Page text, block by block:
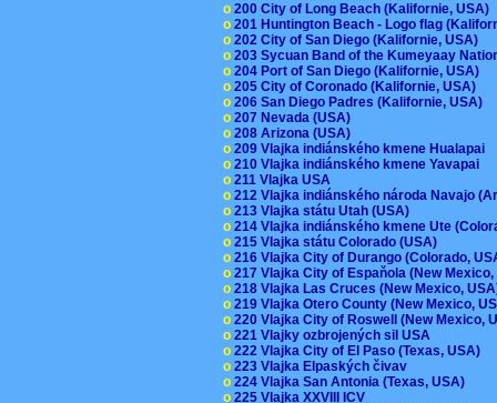
o 200 City of Long Beach (Kalifornie, USA)
o 201 Huntington Beach - Logo flag
o 202 City of San Diego (Kalifornie, USA)
o 203 Sycuan Band of the Kumeyaay
o 204 Port of San Diego (Kalifornie, USA)
o 205 City of Coronado (Kalifornie, USA)
o 206 San Diego Padres (Kalifornie, USA)
o 207 Nevada (USA)
o 208 Arizona (USA)
o 209 Vlajka indiánského kmene Hualapai
o 210 Vlajka indiánského kmene Yavapai
o 211 Vlajka USA
o 212 Vlajka indiánského národa Navajo
o 213 Vlajka státu Utah (USA)
o 214 Vlajka indiánského kmene Ute
o 215 Vlajka státu Colorado (USA)
o 216 Vlajka City of Durango (Colorado,
o 217 Vlajka City of Espaňola (New
o 218 Vlajka Las Cruces (New Mexico,
o 219 Vlajka Otero County (New Mexico,
o 220 Vlajka City of Roswell (New Mexico,
o 221 Vlajky ozbrojených sil USA
o 222 Vlajka City of El Paso (Texas, USA)
o 223 Vlajka Elpaských čivav
o 224 Vlajka San Antonia (Texas, USA)
o 225 Vlajka XXVIII ICV